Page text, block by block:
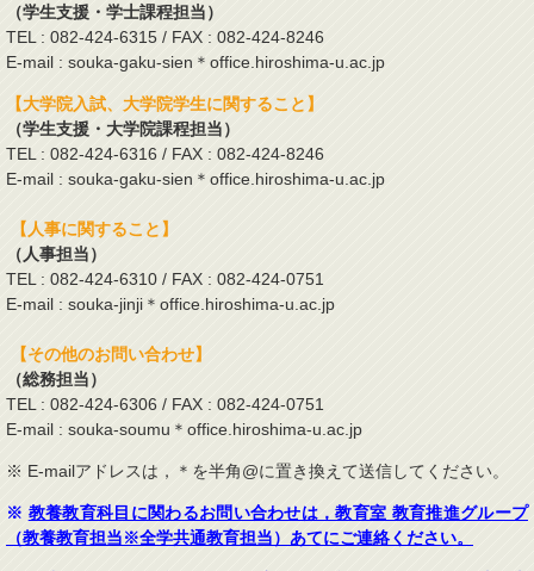
（学生支援・学士課程担当）
TEL : 082-424-6315 / FAX : 082-424-8246
E-mail : souka-gaku-sien＊office.hiroshima-u.ac.jp
【大学院入試、大学院学生に関すること】
（学生支援・大学院課程担当）
TEL : 082-424-6316 / FAX : 082-424-8246
E-mail : souka-gaku-sien＊office.hiroshima-u.ac.jp
【人事に関すること】
（人事担当）
TEL : 082-424-6310 / FAX : 082-424-0751
E-mail : souka-jinji＊office.hiroshima-u.ac.jp
【その他のお問い合わせ】
（総務担当）
TEL : 082-424-6306 / FAX : 082-424-0751
E-mail : souka-soumu＊office.hiroshima-u.ac.jp
※ E-mailアドレスは，＊を半角@に置き換えて送信してください。
※ 教養教育科目に関わるお問い合わせは，教育室 教育推進グループ
（教養教育担当※全学共通教育担当）あてにご連絡ください。